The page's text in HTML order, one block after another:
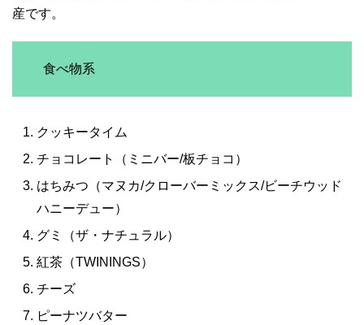
産です。
食べ物系
クッキータイム
チョコレート（ミニバー/板チョコ）
はちみつ（マヌカ/クローバーミックス/ビーチウッド
ハニーデュー）
グミ（ザ・ナチュラル）
紅茶（TWININGS）
チーズ
ピーナツバター